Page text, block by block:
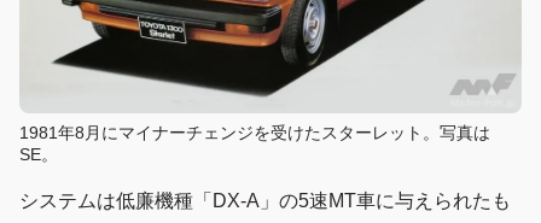
1981年8月にマイナーチェンジを受けたスターレット。写真は
SE。
システムは低廉機種「DX-A」の5速MT車に与えられたも